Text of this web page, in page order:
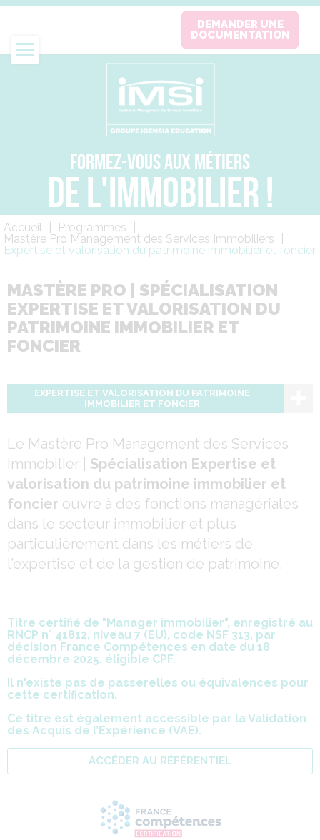
Aller
contenu
principal
DEMANDER UNE
DOCUMENTATION
FORMEZ-VOUS AUX MÉTIERS
DE L'IMMOBILIER !
Fil
d'Ariane
Accueil
Programmes
Mastère Pro Management des Services Immobiliers
Expertise et valorisation du patrimoine immobilier et foncier
MASTÈRE PRO | SPÉCIALISATION
EXPERTISE ET VALORISATION DU
PATRIMOINE IMMOBILIER ET
FONCIER
EXPERTISE ET VALORISATION DU PATRIMOINE
IMMOBILIER ET FONCIER
Le Mastère Pro Management des Services
Immobilier | Spécialisation Expertise et
valorisation du patrimoine immobilier et
foncier ouvre à des fonctions managériales
dans le secteur immobilier et plus
particulièrement dans les métiers de
l’expertise et de la gestion de patrimoine.
Titre certifié de " Manager immobilier", enregistré au
RNCP n° 41812, niveau 7 (EU), code NSF 313, par
décision France Compétences en date du 18
décembre 2025, éligible CPF.
Il n'existe pas de passerelles ou équivalences pour
cette certification.
Ce titre est également accessible par la Validation
des Acquis de l’Expérience (VAE).
ACCÉDER AU RÉFÉRENTIEL